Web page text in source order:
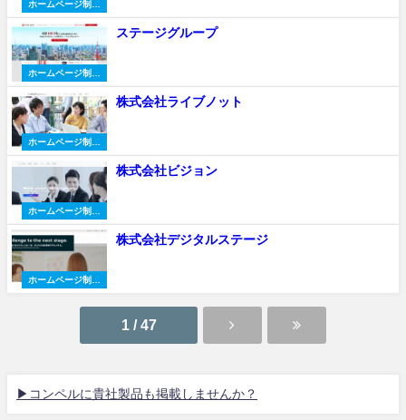
ホームページ制作
会社
ホームページ制作
会社
ステージグループ
ホームページ制作
会社
株式会社ライブノット
ホームページ制作
会社
株式会社ビジョン
ホームページ制作
株式会社デジタルステージ
1 / 47
▶コンペルに貴社製品も掲載しませんか？